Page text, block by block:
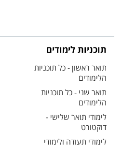
תוכניות לימודים
תואר ראשון - כל תוכניות
הלימודים
תואר שני - כל תוכניות
הלימודים
לימודי תואר שלישי -
דוקטורט
לימודי תעודה ולימודי